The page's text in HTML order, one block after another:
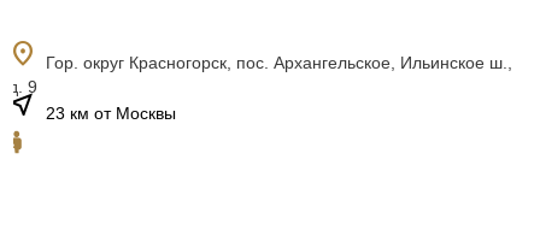
location_on
Гор. округ Красногорск, пос. Архангельское, Ильинское ш.,
д. 9
near_me 23 км от Москвы